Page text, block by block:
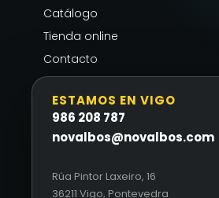
Catálogo
Tienda online
Contacto
ESTAMOS EN VIGO
986 208 787
novalbos@novalbos.com
Rúa Pintor Laxeiro, 16
36211 Vigo, Pontevedra